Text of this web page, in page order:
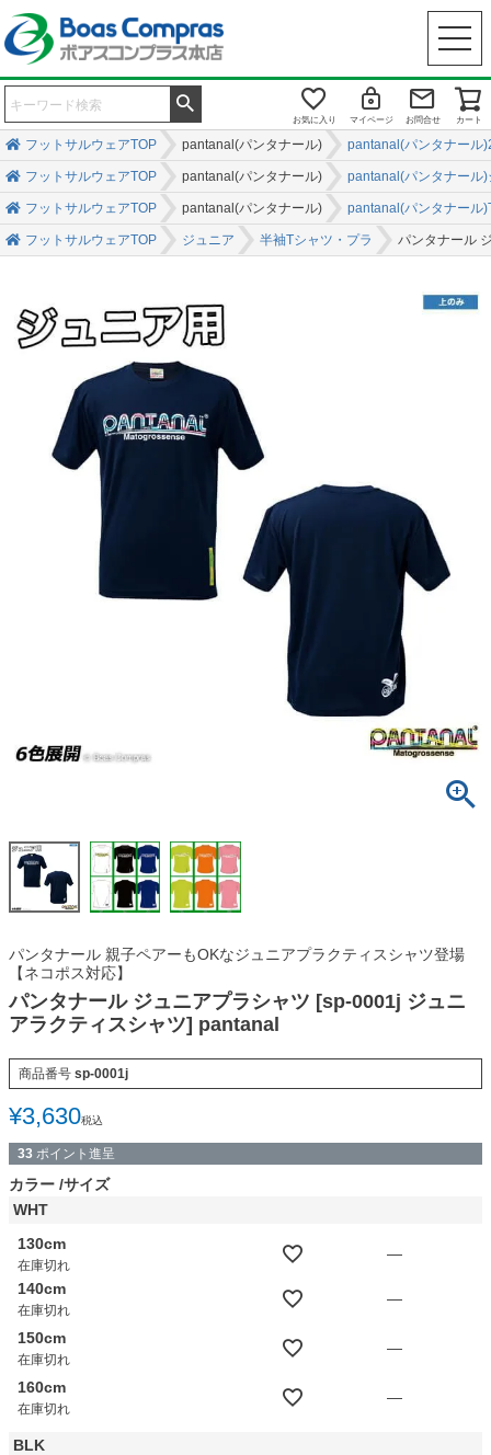
お気に入り マイページ お問合せ カート
フットサルウェアTOP pantanal(パンタナール) pantanal(パンタナール
フットサルウェアTOP pantanal(パンタナール) pantanal(パンタナール
フットサルウェアTOP pantanal(パンタナール) pantanal(パンタナール
フットサルウェアTOP ジュニア 半袖Tシャツ・プラ パンタナール
パンタナール 親子ペアーもOKなジュニアプラクティスシャツ登場
【ネコポス対応】
パンタナール ジュニアプラシャツ [sp-0001j ジュニ
アラクティスシャツ] pantanal
商品番号 sp-0001j
¥3,630税込
33 ポイント進呈
カラー サイズ
WHT
130cm
在庫切れ
—
140cm
在庫切れ
—
150cm
在庫切れ
—
160cm
在庫切れ
—
BLK